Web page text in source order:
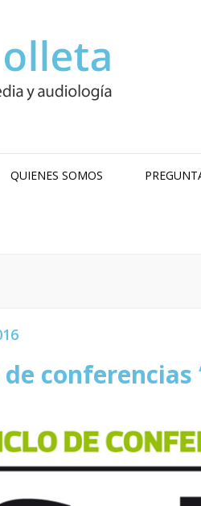
QUIENES SOMOS
conferencias